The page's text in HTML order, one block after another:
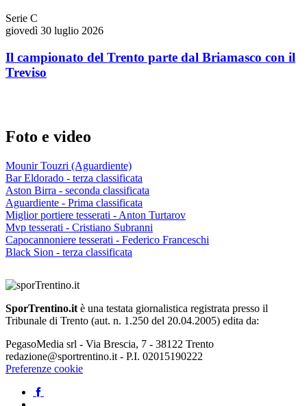
Serie C
giovedì 30 luglio 2026
Il campionato del Trento parte dal Briamasco con il
Treviso
Foto e video
Mounir Touzri (Aguardiente)
Bar Eldorado - terza classificata
Aston Birra - seconda classificata
Aguardiente - Prima classificata
Miglior portiere tesserati - Anton Turtarov
Mvp tesserati - Cristiano Subranni
Capocannoniere tesserati - Federico Franceschi
Black Sion - terza classificata
SporTrentino.it è una testata giornalistica registrata presso il
Tribunale di Trento (aut. n. 1.250 del 20.04.2005) edita da:
PegasoMedia srl - Via Brescia, 7 - 38122 Trento
redazione@sportrentino.it - P.I. 02015190222
Preferenze cookie